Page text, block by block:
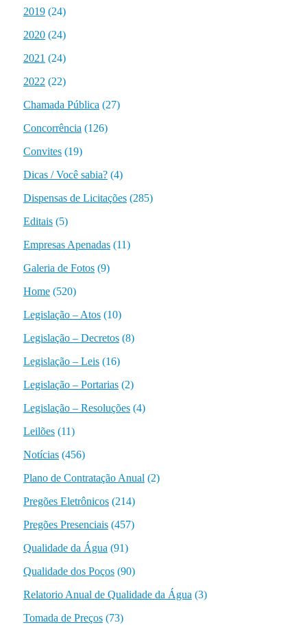
2019(24)
2020(24)
2021 (24)
2022 (22)
Chamada Pública (27)
Concorrência (126)
Convites(19)
Dicas / Você sabia?(4)
Dispensas de Licitações(285)
Editais(5)
Empresas Apenadas(11)
Galeria de Fotos(9)
Home(520)
Legislação – Atos(10)
Legislação – Decretos(8)
Legislação – Leis(16)
Legislação – Portarias(2)
Legislação – Resoluções(4)
Leilões(11)
Notícias(456)
Plano de Contratação Anual (2)
Pregões Eletrônicos(214)
Pregões Presenciais(457)
Qualidade da Água (91)
Qualidade dos Poços(90)
Relatorio Anual de Qualidade da Água (3)
Tomada de Preços(73)